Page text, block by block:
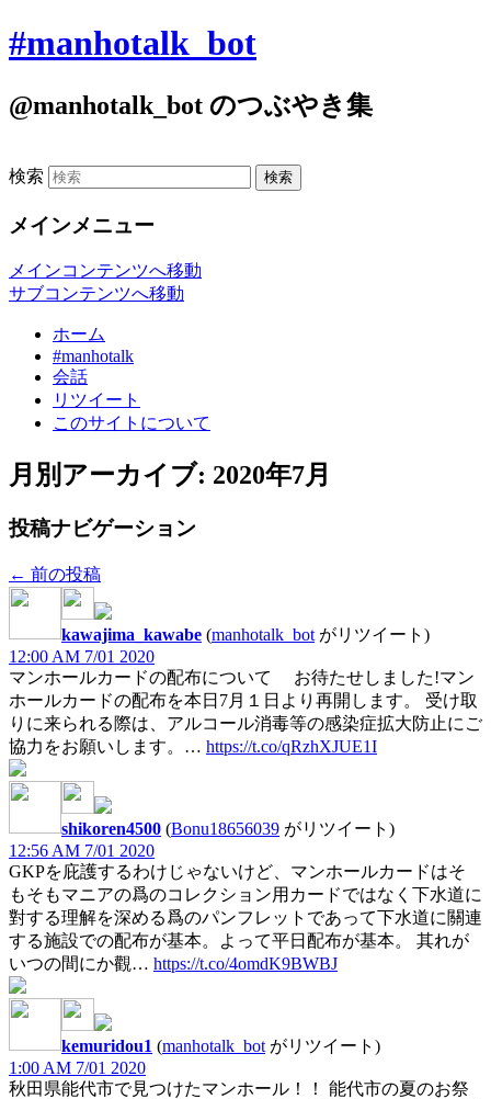
#manhotalk_bot
@manhotalk_bot のつぶやき集
検索
メインメニュー
メインコンテンツへ移動
サブコンテンツへ移動
ホーム
#manhotalk
会話
リツイート
このサイトについて
月別アーカイブ: 2020年7月
投稿ナビゲーション
← 前の投稿
kawajima_kawabe (manhotalk_bot がリツイート)
12:00 AM 7/01 2020
マンホールカードの配布について お待たせしました!マン
ホールカードの配布を本日7月１日より再開します。 受け取
りに来られる際は、アルコール消毒等の感染症拡大防止にご
協力をお願いします。… https://t.co/qRzhXJUE1I
shikoren4500 (Bonu18656039 がリツイート)
12:56 AM 7/01 2020
GKPを庇護するわけじゃないけど、マンホールカードはそ
もそもマニアの爲のコレクション用カードではなく下水道に
對する理解を深める爲のパンフレットであって下水道に關連
する施設での配布が基本。よって平日配布が基本。 其れが
いつの間にか觀… https://t.co/4omdK9BWBJ
kemuridou1 (manhotalk_bot がリツイート)
1:00 AM 7/01 2020
秋田県能代市で見つけたマンホール！！ 能代市の夏のお祭